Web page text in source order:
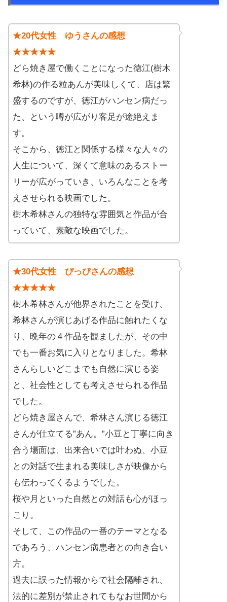
★20代女性 ゆうさんの感想
★★★★★
どら焼き屋で働くことになった徳江(樹木
希林)の作る粒あんが美味しくて、店は繁
盛するのですが、徳江がハンセン病だっ
た、という噂が広がり客足が途絶えま
す。
そこから、徳江と関係する様々な人々の
人生について、深くて意味のあるストー
リーが広がっていき、いろんなことを考
えさせられる映画でした。
樹木希林さんの独特な雰囲気と作品が合
っていて、素敵な映画でした。
★30代女性 ぴっぴさんの感想
★★★★★
樹木希林さんが他界されたことを受け、
希林さんが演じあげる作品に触れたくな
り、晩年の４作品を観ましたが、その中
でも一番お気に入りとなりました。希林
さんらしいどこまでも自然に演じる姿
と、社会性としても考えさせられる作品
でした。
どら焼き屋さんで、希林さん演じる徳江
さんが仕立てる”あん。”小豆と丁寧に向き
合う場面は、出来合いでは叶わぬ、小豆
との対話で生まれる美味しさが映像から
も伝わってくるようでした。
桜や月といった自然との対話も心がほっ
こり。
そして、この作品の一番のテーマとなる
であろう、ハンセン病患者との向き合い
方。
過去に誤った情報からで社会隔離され、
法的に差別が禁止されてもなお世間から